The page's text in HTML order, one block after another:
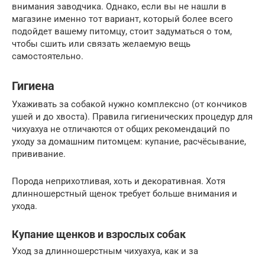
внимания заводчика. Однако, если вы не нашли в
магазине именно тот вариант, который более всего
подойдет вашему питомцу, стоит задуматься о том,
чтобы сшить или связать желаемую вещь
самостоятельно.
Гигиена
Ухаживать за собакой нужно комплексно (от кончиков
ушей и до хвоста). Правила гигиенических процедур для
чихуахуа не отличаются от общих рекомендаций по
уходу за домашним питомцем: купание, расчёсывание,
прививание.
Порода неприхотливая, хоть и декоративная. Хотя
длинношерстный щенок требует больше внимания и
ухода.
Купание щенков и взрослых собак
Уход за длинношерстным чихуахуа, как и за